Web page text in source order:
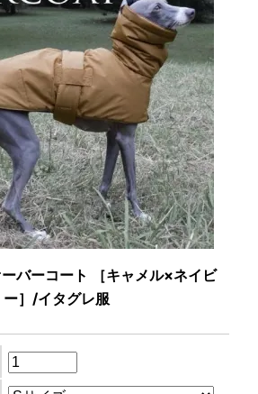
バーコート ［キャメル×ネイビ
ー］/イタグレ服